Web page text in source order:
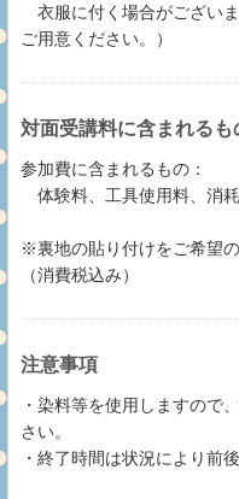
衣服に付く場合がござい
ご用意ください。）
対面受講料に含まれるも
参加費に含まれるもの：
体験料、工具使用料、消
※裏地の貼り付けをご希望
（消費税込み）
注意事項
・染料等を使用しますので
さい。
・終了時間は状況により前